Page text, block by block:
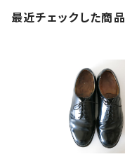
最近チェックした商品